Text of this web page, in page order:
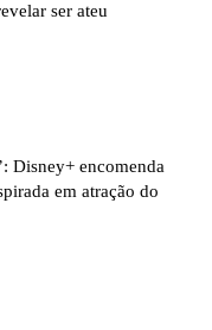
ser ateu
Disney+ encomenda
em atração do